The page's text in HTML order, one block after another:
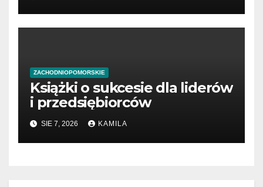
ZACHODNIOPOMORSKIE
Książki o sukcesie dla liderów
i przedsiębiorców
SIE 7, 2026 KAMILA